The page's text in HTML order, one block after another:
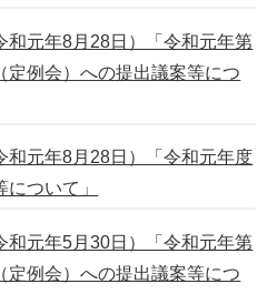
和元年8月28日）「令和元年第
定例会）への提出議案等につ
和元年8月28日）「令和元年度
について」
和元年5月30日）「令和元年第
定例会）への提出議案等につ